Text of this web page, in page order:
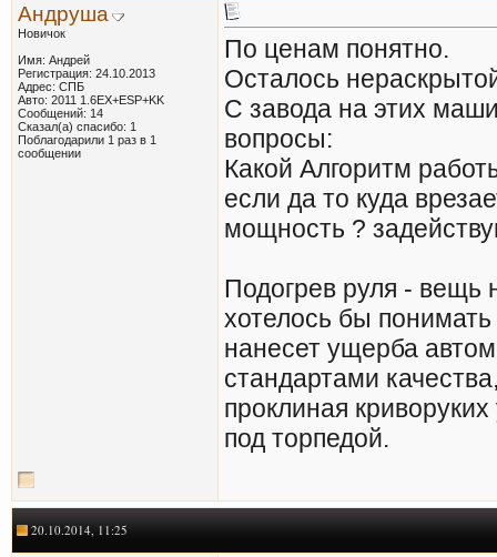
Андруша
Новичок
Имя: Андрей
Регистрация: 24.10.2013
Адрес: СПБ
Авто: 2011 1.6EX+ESP+KK
Сообщений: 14
Сказал(а) спасибо: 1
Поблагодарили 1 раз в 1
сообщении
По ценам понятно.
Осталось
С завода на этих
вопросы:
Какой Алгоритм
если да то куда
мощность ?
Подогрев руля - вещь
хотелось бы
нанесет ущерба
стандартами
проклиная
под торпедой.
20.10.2014, 11:25